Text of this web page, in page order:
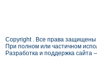
Copyright . Все права защищены
При полном или частичном
Разработка и поддержка сайта